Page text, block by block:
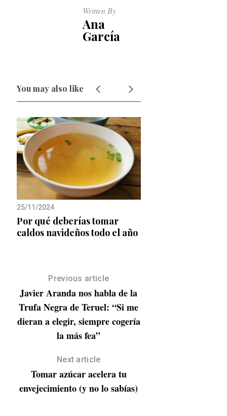
Written By
Ana
García
You may also like
25/11/2024
Por qué deberías tomar
caldos navideños todo el año
Previous article
Javier Aranda nos habla de la
Trufa Negra de Teruel: “Si me
dieran a elegir, siempre cogería
la más fea”
Next article
Tomar azúcar acelera tu
envejecimiento (y no lo sabías)